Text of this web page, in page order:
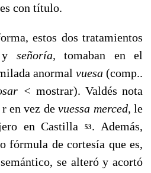
con título.
estos dos tratamientos
y señoría, tomaban en el
anormal vuesa(comp..
< mostrar). Valdés nota
r en vez devuessa merced,le
en Castilla53. Además,
fórmula de cortesía que es,
se alteró y acortó